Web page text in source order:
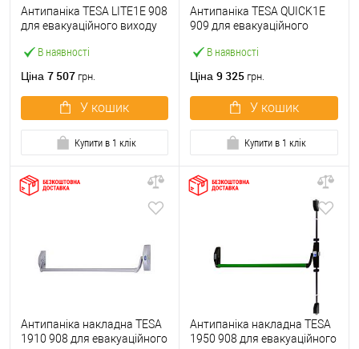
В наявності
Антипаніка TESA LITE1E 908
для евакуаційного виходу
Ціна 7 507 грн.
У кошик
Купити в 1 клік
В наявності
Антипаніка TESA QUICK1E
909 для евакуаційного
червоний
Ціна 9 325 грн.
У кошик
Купити в 1 клік
Антипаніка накладна TESA
1910 908 для евакуаційного
Антипаніка накладна TESA
1950 908 для евакуаційного